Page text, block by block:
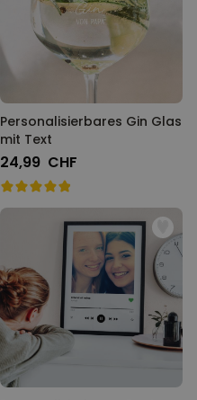
Personalisierbares Gin Glas
mit Text
24,99 CHF